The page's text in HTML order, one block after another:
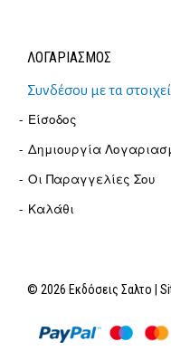
ΛΟΓΑΡΙΑΣΜΟΣ
Συνδέσου με τα
Είσοδος
Δημιουργία
Οι Παραγγελίες Σου
Καλάθι
© 2026 Εκδόσεις Σαλτο |